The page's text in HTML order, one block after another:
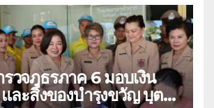
วจภูธรภาค 6 มอบเงิน
ละสิ่งของบำรุงขวัญ บุตร-